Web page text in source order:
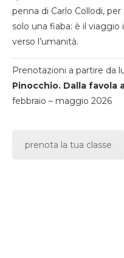
penna di Carlo Collodi,
solo una fiaba: è il
verso l’umanità.
Prenotazioni a partire da
Pinocchio. Dalla favola
febbraio – maggio 2026
prenota la tua classe